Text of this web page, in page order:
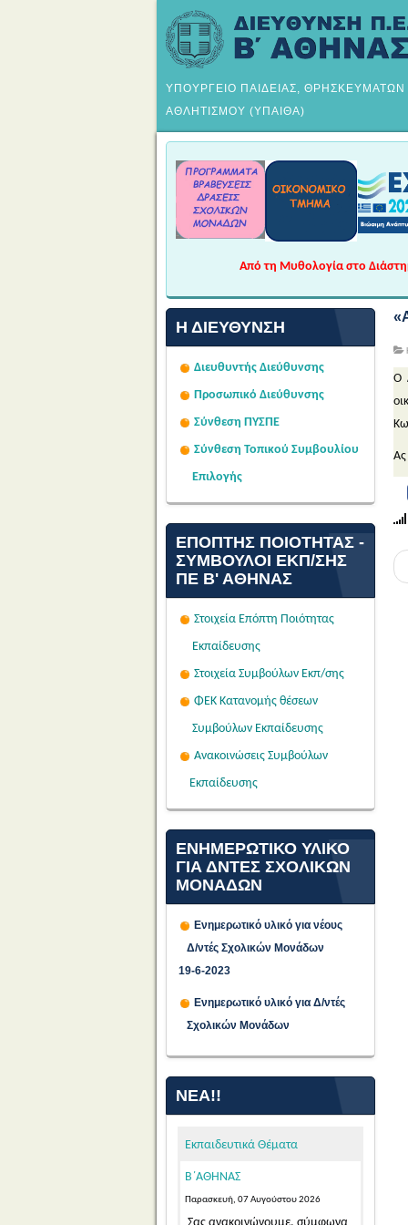
ΥΠΟΥΡΓΕΙΟ ΠΑΙΔΕΙΑΣ, ΘΡΗΣΚΕΥΜΑΤΩΝ
ΑΘΛΗΤΙΣΜΟΥ (ΥΠΑΙΘΑ)
Από τη Μυθολογία στο
Η ΔΙΕΎΘΥΝΣΗ
Διευθυντής Διεύθυνσης
Προσωπικό Διεύθυνσης
Σύνθεση ΠΥΣΠΕ
Σύνθεση Τοπικού Συμβουλίου
Επιλογής
ΕΠΌΠΤΗΣ ΠΟΙΌΤΗΤΑΣ -
ΣΎΜΒΟΥΛΟΙ ΕΚΠ/ΣΗΣ
ΠΕ Β' ΑΘΉΝΑΣ
Στοιχεία Επόπτη Ποιότητας
Εκπαίδευσης
Στοιχεία Συμβούλων Εκπ/σης
ΦΕΚ Κατανομής θέσεων
Συμβούλων Εκπαίδευσης
Ανακοινώσεις Συμβούλων
Εκπαίδευσης
ΕΝΗΜΕΡΩΤΙΚΟ ΥΛΙΚΟ
ΓΙΑ ΔΝΤΕΣ ΣΧΟΛΙΚΩΝ
ΜΟΝΑΔΩΝ
Ενημερωτικό υλικό για νέους
Δ/ντές Σχολικών Μονάδων
19-6-2023
Ενημερωτικό υλικό για Δ/ντές
Σχολικών Μονάδων
ΝΈΑ!!
Εκπαιδευτικά Θέματα
ΠΡΟΣΩΡΙΝΕΣ ΤΟΠΟΘΕΤΗΣΕΙΣ
ΓΙΑ ΤΟ ΔΙΔΑΚΤΙΚΟ ΕΤΟΣ 2026-
2027 ΕΚΠΑΙΔΕΥΤΙΚΩΝ ΓΕΝΙΚΗΣ
Σας ανακοινώνουμε, σύμφωνα
με την αριθμ. 15/7-8-2026 Πράξη
του Π.Υ.Σ.Π.Ε. Β΄ Αθήνας,...
Ο
Ας